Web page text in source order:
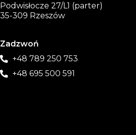
Podwisłocze 27/L1 (parter)
35-309 Rzeszów
Zadzwoń
+48 789 250 753
+48 695 500 591